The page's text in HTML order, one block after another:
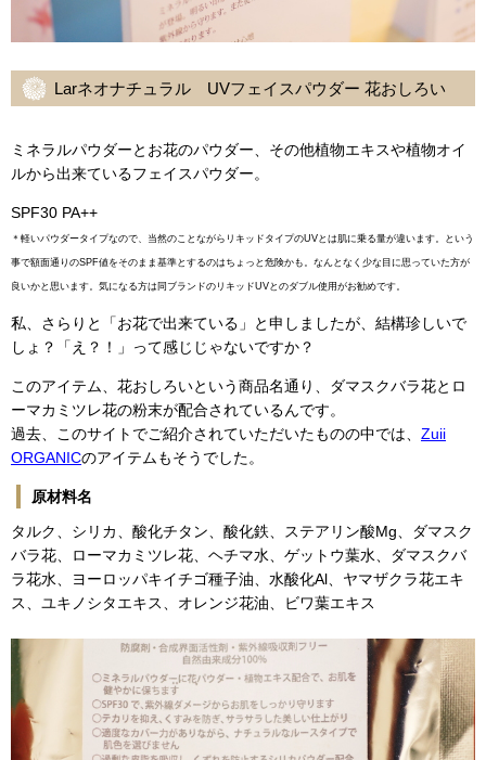
Larネオナチュラル UVフェイスパウダー 花おしろい
ミネラルパウダーとお花のパウダー、その他植物エキスや植物オイ
ルから出来ているフェイスパウダー。
SPF30 PA++
＊軽いパウダータイプなので、当然のことながらリキッドタイプのUVとは肌に乗る量が違います。という
事で額面通りのSPF値をそのまま基準とするのはちょっと危険かも。なんとなく少な目に思っていた方が
良いかと思います。気になる方は同ブランドのリキッドUVとのダブル使用がお勧めです。
私、さらりと「お花で出来ている」と申しましたが、結構珍しいで
しょ？「え？！」って感じじゃないですか？
このアイテム、花おしろいという商品名通り、ダマスクバラ花とロ
ーマカミツレ花の粉末が配合されているんです。
過去、このサイトでご紹介されていただいたものの中では、 Zuii
ORGANICのアイテムもそうでした。
原材料名
タルク、シリカ、酸化チタン、酸化鉄、ステアリン酸Mg、ダマスク
バラ花、ローマカミツレ花、ヘチマ水、ゲットウ葉水、ダマスクバ
ラ花水、ヨーロッパキイチゴ種子油、水酸化Al、ヤマザクラ花エキ
ス、ユキノシタエキス、オレンジ花油、ビワ葉エキス